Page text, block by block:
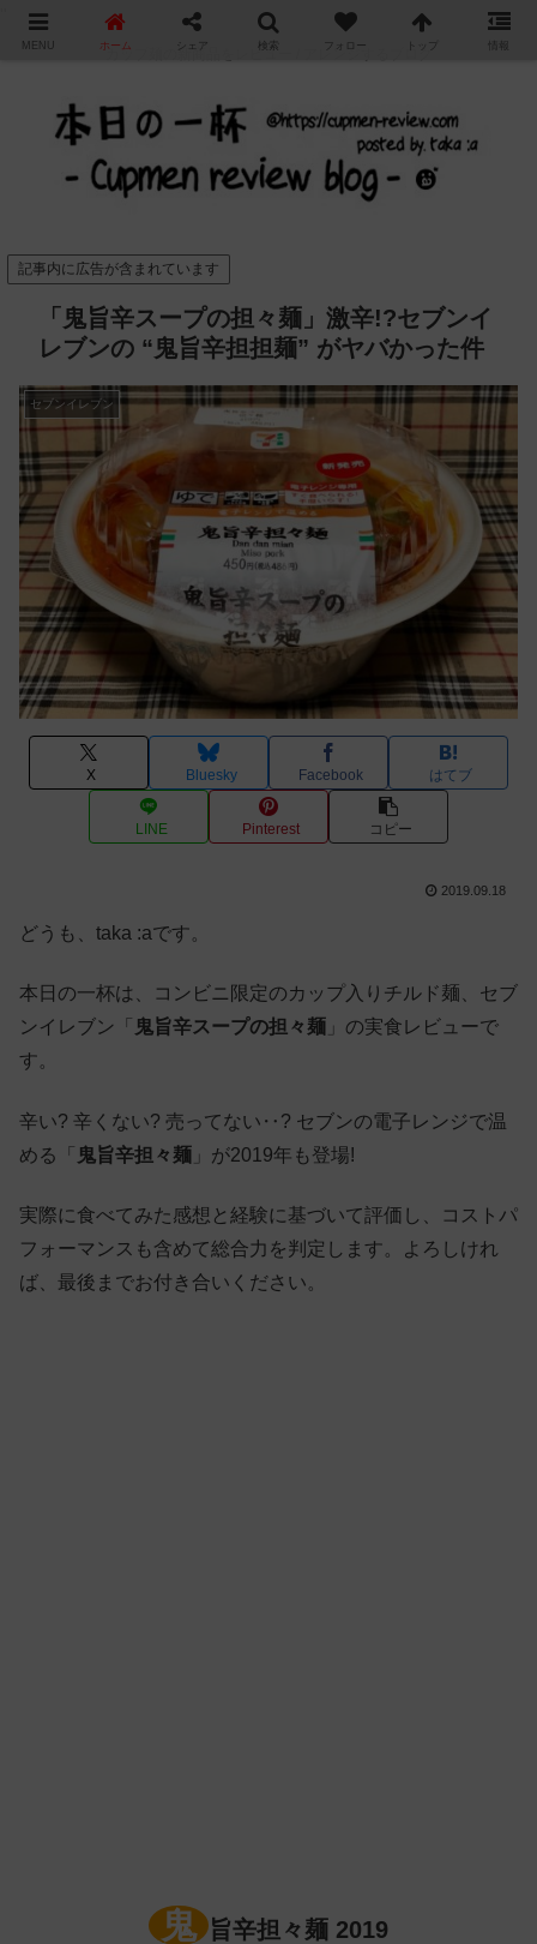
カップ麺の新商品をレビュー / アレンジするブログ
記事内に広告が含まれています
「鬼旨辛スープの担々麺」激辛!?セブンイ
レブンの “鬼旨辛担担麺” がヤバかった件
セブンイレブン
X Bluesky Facebook はてブ
LINE Pinterest コピー
2019.09.18
どうも、taka :aです。
本日の一杯は、コンビニ限定のカップ入りチルド麺、セブ
ンイレブン「 鬼旨辛スープの担々麺 」の実食レビューで
す。
辛い? 辛くない? 売ってない‥? セブンの電子レンジで温
める「 鬼旨辛担々麺 」が2019年も登場!
実際に食べてみた感想と経験に基づいて評価し、コストパ
フォーマンスも含めて総合力を判定します。よろしけれ
ば、最後までお付き合いください。
鬼 旨辛担々麺 2019
MENU ホーム シェア 検索 フォロー トップ 情報